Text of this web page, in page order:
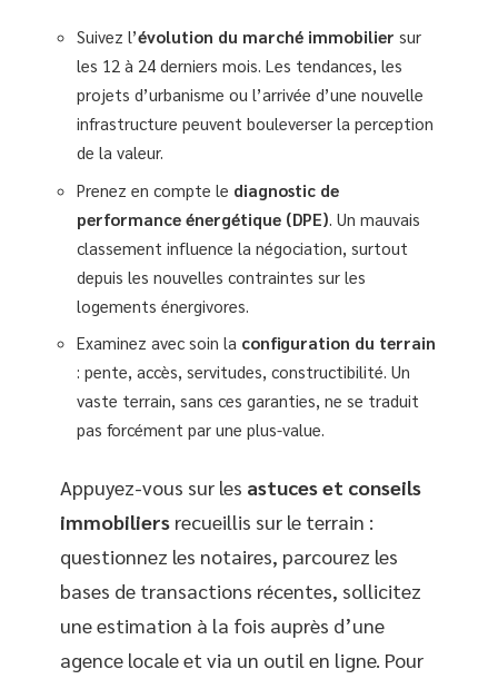
Suivez l’évolution du marché immobilier sur
les 12 à 24 derniers mois. Les tendances, les
projets d’urbanisme ou l’arrivée d’une nouvelle
infrastructure peuvent bouleverser la perception
de la valeur.
Prenez en compte le diagnostic de
performance énergétique (DPE) . Un mauvais
classement influence la négociation, surtout
depuis les nouvelles contraintes sur les
logements énergivores.
Examinez avec soin la configuration du terrain
: pente, accès, servitudes, constructibilité. Un
vaste terrain, sans ces garanties, ne se traduit
pas forcément par une plus-value.
Appuyez-vous sur les astuces et conseils
immobiliers recueillis sur le terrain :
questionnez les notaires, parcourez les
bases de transactions récentes, sollicitez
une estimation à la fois auprès d’une
agence locale et via un outil en ligne. Pour